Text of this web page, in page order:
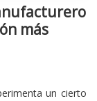
más
un cierto